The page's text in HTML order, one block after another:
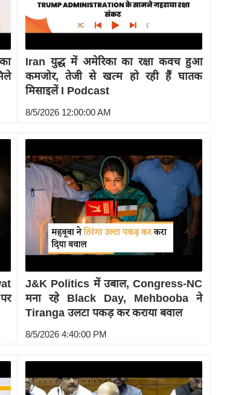
Iran युद्ध में अमेरिका का रक्षा कवच हुआ
कमजोर, तेजी से खत्म हो रही हैं घातक
मिसाइलें I Podcast
8/5/2026 12:00:00 AM
J&K Politics में उबाल, Congress-NC
मना रहे Black Day, Mehbooba ने
Tiranga उलटा पकड़ कर कराया बवाल
8/5/2026 4:40:00 PM